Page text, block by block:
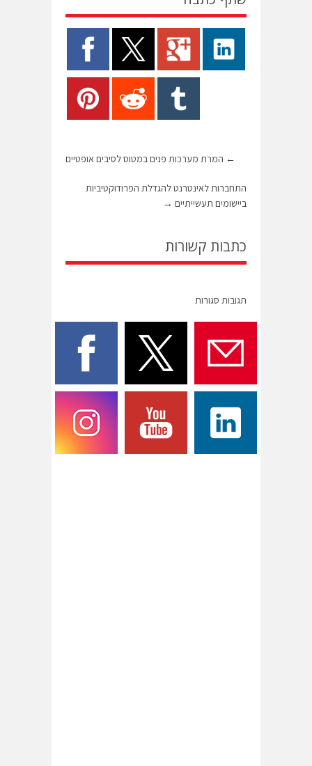
← המרת מערכות פנים במטוס לסיבים אופטיים
התחברות לאינטרנט להגדלת הפרודוקטיביות
ביישומים תעשייתיים →
כתבות קשורות
תגובות סגורות